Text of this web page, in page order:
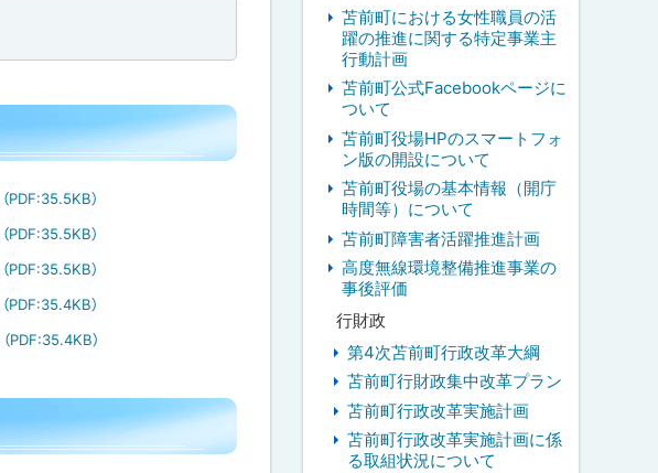
（PDF:35.5KB）
（PDF:35.5KB）
（PDF:35.5KB）
（PDF:35.4KB）
（PDF:35.4KB）
苫前町における女性職員の活
躍の推進に関する特定事業主
行動計画
苫前町公式Facebookページに
ついて
苫前町役場HPのスマートフォ
ン版の開設について
苫前町役場の基本情報（開庁
時間等）について
苫前町障害者活躍推進計画
高度無線環境整備推進事業の
事後評価
行財政
第4次苫前町行政改革大綱
苫前町行財政集中改革プラン
苫前町行政改革実施計画
苫前町行政改革実施計画に係
る取組状況について